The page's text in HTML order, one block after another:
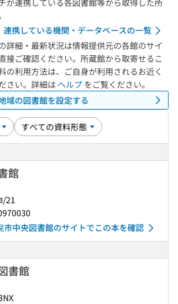
が連携している各図書館等から取得した所
連携している機関・データベースの一覧
詳細・最新状況は情報提供元の各館のサイ
接ご確認ください。所蔵館から取寄せるこ
の利用方法は、ご自身が利用されるお近く
さい。詳細は ヘルプ をご覧ください。
域の図書館を設定する
館
/21
市中央図書館のサイトでこの本を確認
書館